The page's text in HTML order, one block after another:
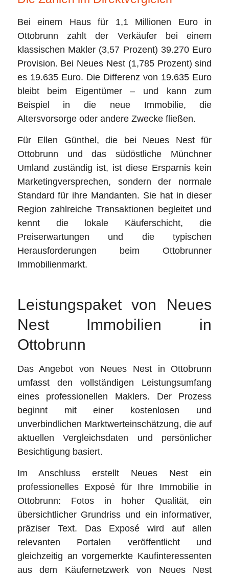
Bei einem Haus für 1,1 Millionen Euro in
Ottobrunn zahlt der Verkäufer bei einem
klassischen Makler (3,57 Prozent) 39.270 Euro
Provision. Bei Neues Nest (1,785 Prozent) sind
es 19.635 Euro. Die Differenz von 19.635 Euro
bleibt beim Eigentümer – und kann zum
Beispiel in die neue Immobilie, die
Altersvorsorge oder andere Zwecke fließen.
Für Ellen Günthel, die bei Neues Nest für
Ottobrunn und das südöstliche Münchner
Umland zuständig ist, ist diese Ersparnis kein
Marketingversprechen, sondern der normale
Standard für ihre Mandanten. Sie hat in dieser
Region zahlreiche Transaktionen begleitet und
kennt die lokale Käuferschicht, die
Preiserwartungen und die typischen
Herausforderungen beim Ottobrunner
Immobilienmarkt.
Leistungspaket von Neues
Nest Immobilien in
Ottobrunn
Das Angebot von Neues Nest in Ottobrunn
umfasst den vollständigen Leistungsumfang
eines professionellen Maklers. Der Prozess
beginnt mit einer kostenlosen und
unverbindlichen Marktwerteinschätzung, die auf
aktuellen Vergleichsdaten und persönlicher
Besichtigung basiert.
Im Anschluss erstellt Neues Nest ein
professionelles Exposé für Ihre Immobilie in
Ottobrunn: Fotos in hoher Qualität, ein
übersichtlicher Grundriss und ein informativer,
präziser Text. Das Exposé wird auf allen
relevanten Portalen veröffentlicht und
gleichzeitig an vorgemerkte Kaufinteressenten
aus dem Käufernetzwerk von Neues Nest